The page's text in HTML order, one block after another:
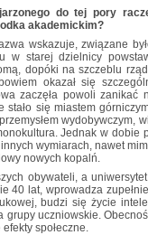
do tej pory
akademickim?
wskazuje, związane
w starej dzielnicy
dopóki na szczeblu
okazał się
zaczęła powoli zanikać
stało się miastem
wydobywczym,
Jednak w dobie
wymiarach, nawet
nowych kopalń.
obywateli, a
40 lat, wprowadza
budzi się życie
grupy uczniowskie.
społeczne.